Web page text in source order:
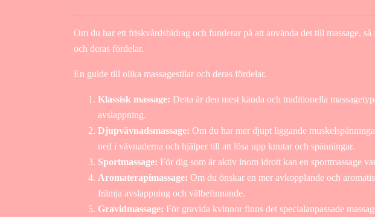
Om du har ett friskvårdsbidrag och funderar på att använda det till massage,
och deras fördelar.
En guide till olika massagestilar och deras fördelar.
Klassisk massage: Detta är den mest kända och traditionella
avslappning.
Djupvävnadsmassage: Om du har mer djupt liggande
ned i vävnaderna och hjälper till att lösa upp knutar och spänningar.
Sportmassage: För dig som är aktiv inom idrott kan en sportmassage
Aromaterapimassage: Om du önskar en mer avkopplande och
främja avslappning och välbefinnande.
Gravidmassage: För gravida kvinnor finns det specialanpassade